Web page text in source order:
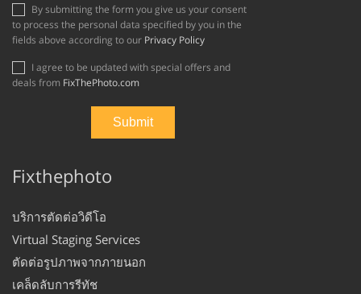
to process the personal data specified by you in the
fields above according to our Privacy Policy
deals from FixThePhoto.com
Fixthephoto
บริการตัดต่อวิดีโอ
Virtual Staging Services
ตัดต่อรูปภาพจากภายนอก
เคล็ดลับการรีทัช